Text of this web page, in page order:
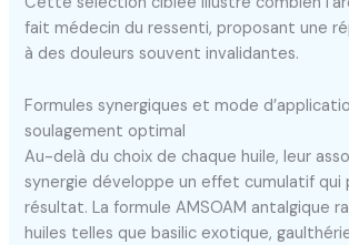
fait médecin du ressenti, proposant une
à des douleurs souvent invalidantes.
Formules synergiques et mode
soulagement optimal
Au-delà du choix de chaque huile, leur
synergie développe un effet cumulatif qui
résultat. La formule AMSOAM antalgique
huiles telles que basilic exotique,